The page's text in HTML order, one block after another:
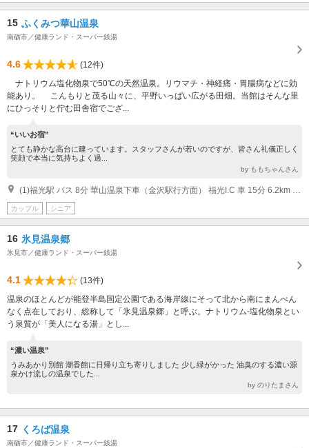
15 ふくみつ華山温泉
南砺市／健康ランド・スーパー銭湯
4.6
(12件)
ナトリウム塩化物泉で50℃の天然温泉。リウマチ・神経痛・胃腸病などに効
能あり。 こんもりと茂る山々に、平野いっぱい広がる田畑。当館はそんな里
にひっそりと佇む田舎宿でござ...
“いいお宿”
とても静かな高台に建っています。スタッフさんが若いのですが、皆さん礼儀正しく
笑顔で本当に気持ちよく過...
by ももちゃんさん
(1)福光駅 バス 8分 華山温泉下車（金沢駅行方面） 福光I.C 車 15分 6.2km 福光I.C.利用→国道304号線→ふくみつ華山温泉 JR金沢駅 路線バス 50分 華山温泉前（徒歩3分）
カップル シニア
16 氷見温泉郷
氷見市／健康ランド・スーパー銭湯
4.1
(13件)
温泉のほとんどが能登半島国定公園である海岸線にそって北から南にまんべん
なく点在しており、総称して「氷見温泉郷」と呼ぶ。ナトリウム-塩化物泉とい
う泉質が「美人になる湯」とし...
“濃い温泉”
うみあかり別館 潮香館に日帰り立ち寄りしました 少し緑がかった 油臭のする濃い源
泉かけ流しの温泉でした...
by のりたまさん
17 くろば温泉
南砺市／健康ランド・スーパー銭湯